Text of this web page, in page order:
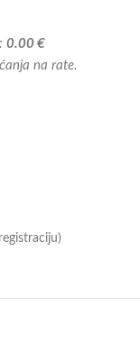
0.00 €
na rate.